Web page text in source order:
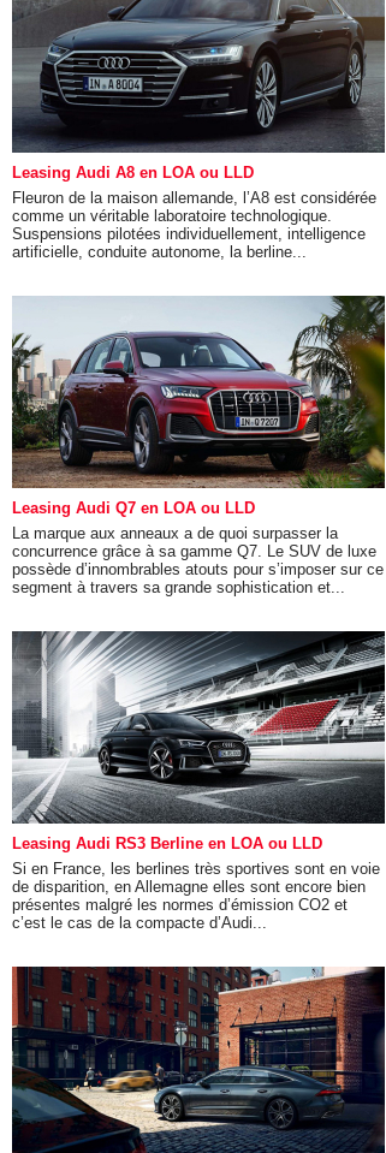
Leasing Audi A8 en LOA ou LLD
Fleuron de la maison allemande, l’A8 est considérée
comme un véritable laboratoire technologique.
Suspensions pilotées individuellement, intelligence
artificielle, conduite autonome, la berline...
Leasing Audi Q7 en LOA ou LLD
La marque aux anneaux a de quoi surpasser la
concurrence grâce à sa gamme Q7. Le SUV de luxe
possède d’innombrables atouts pour s’imposer sur ce
segment à travers sa grande sophistication et...
Leasing Audi RS3 Berline en LOA ou LLD
Si en France, les berlines très sportives sont en voie
de disparition, en Allemagne elles sont encore bien
présentes malgré les normes d’émission CO2 et
c’est le cas de la compacte d’Audi...